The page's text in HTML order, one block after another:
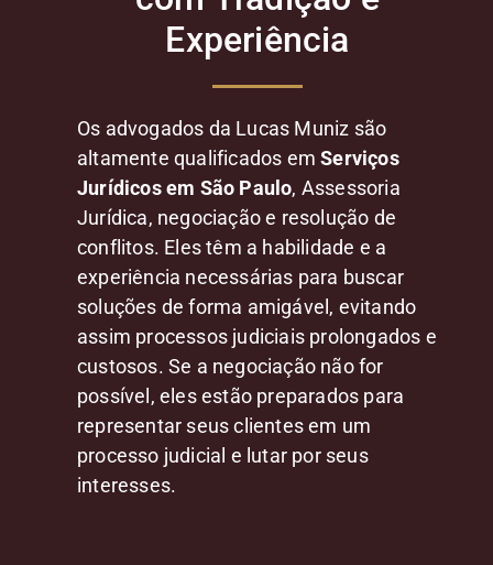
Experiência
Os advogados da Lucas Muniz são
altamente qualificados emServiços
Jurídicos em São Paulo, Assessoria
Jurídica, negociação e resolução de
conflitos. Eles têm a habilidade e a
experiência necessárias para buscar
soluções de forma amigável, evitando
assim processos judiciais prolongados e
custosos. Se a negociação não for
possível, eles estão preparados para
representar seus clientes em um
processo judicial e lutar por seus
interesses.